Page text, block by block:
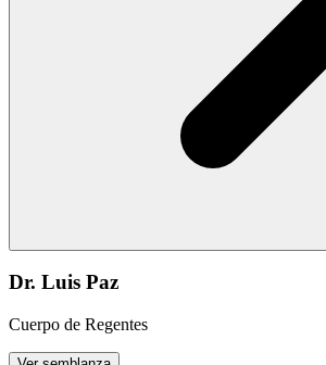
Dr. Luis Paz
Cuerpo de Regentes